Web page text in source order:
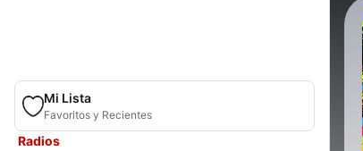
Mi Lista
Favoritos y Recientes
Radios